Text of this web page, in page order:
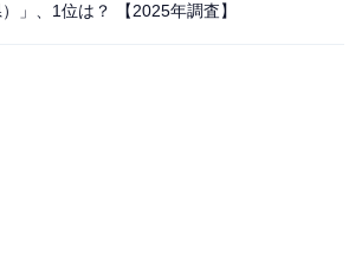
」、1位は？ 【2025年調査】